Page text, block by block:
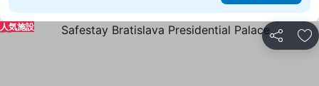
シェア お
人気施設